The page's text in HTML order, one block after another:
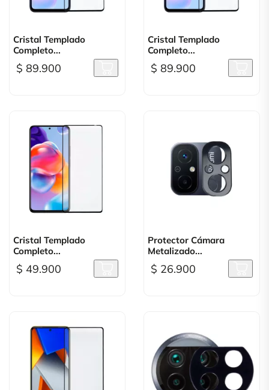
Cristal Templado
Completo...
$ 89.900
Cristal Templado
Completo...
$ 89.900
Cristal Templado
Completo...
$ 49.900
Protector Cámara
Metalizado...
$ 26.900